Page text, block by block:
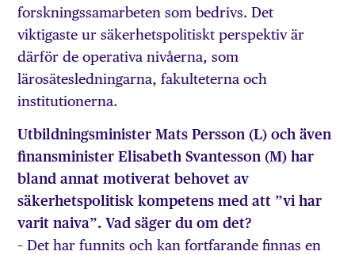
forskningssamarbeten som bedrivs. Det
viktigaste ur säkerhetspolitiskt perspektiv är
därför de operativa nivåerna, som
lärosätesledningarna, fakulteterna och
institutionerna.
Utbildningsminister Mats Persson (L) och även
finansminister Elisabeth Svantesson (M) har
bland annat motiverat behovet av
säkerhetspolitisk kompetens med att ”vi har
varit naiva”. Vad säger du om det?
– Det har funnits och kan fortfarande finnas en